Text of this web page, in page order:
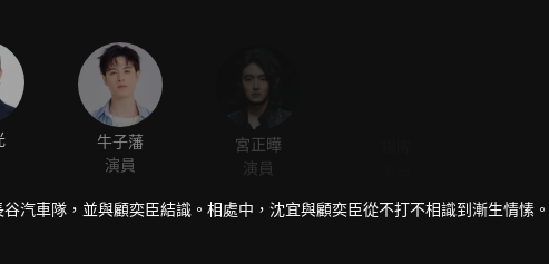
牛子藩
演員
宮正曄
演員
汽車隊，並與顧奕臣結識。相處中，沈宜與顧奕臣從不打不相識到漸生情愫